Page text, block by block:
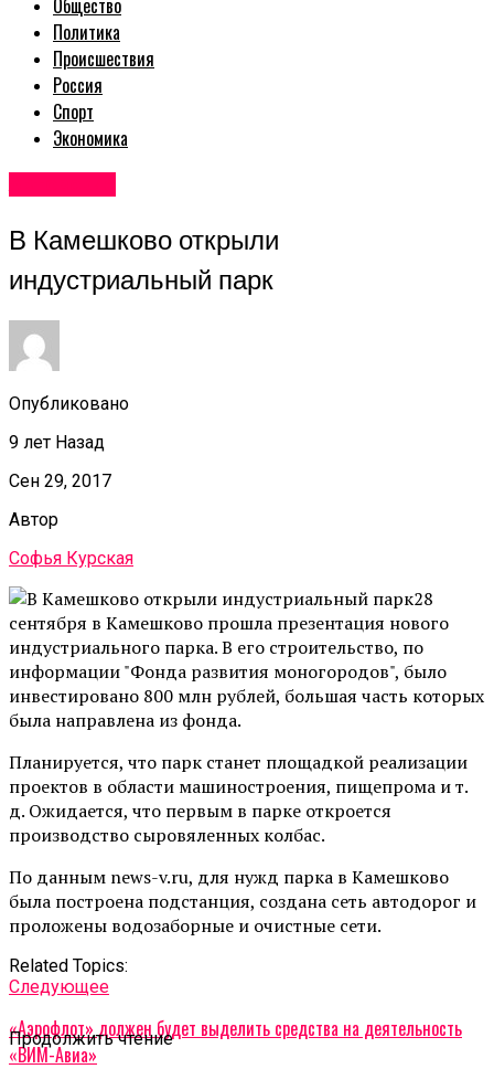
Общество
Политика
Происшествия
Россия
Спорт
Экономика
В Камешково открыли
индустриальный парк
Опубликовано
9 лет Назад
Сен 29, 2017
Автор
Софья Курская
28
сентября в Камешково прошла презентация нового
индустриального парка. В его строительство, по
информации "Фонда развития моногородов", было
инвестировано 800 млн рублей, большая часть которых
была направлена из фонда.
Планируется, что парк станет площадкой реализации
проектов в области машиностроения, пищепрома и т.
д. Ожидается, что первым в парке откроется
производство сыровяленных колбас.
По данным news-v.ru, для нужд парка в Камешково
была построена подстанция, создана сеть автодорог и
проложены водозаборные и очистные сети.
Related Topics:
Cледующее
«Аэрофлот» должен будет выделить средства на деятельность
«ВИМ-Авиа»
Продолжить чтение